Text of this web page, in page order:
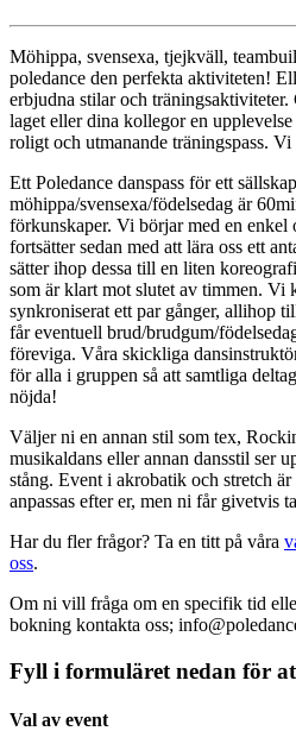
Möhippa, svensexa, tjejkväll,
poledance den perfekta aktiviteten!
erbjudna stilar och
laget eller dina kollegor en
roligt och utmanande träningspass.
Ett Poledance danspass för ett
möhippa/svensexa/födelsedag är
förkunskaper. Vi börjar med en enkel
fortsätter sedan med att lära oss ett
sätter ihop dessa till en liten
som är klart mot slutet av timmen. Vi
synkroniserat ett par gånger, allihop
får eventuell brud/brudgum/
föreviga. Våra skickliga
för alla i gruppen så att samtliga
nöjda!
Väljer ni en annan stil som tex,
musikaldans eller annan dansstil ser
stång. Event i akrobatik och stretch är
anpassas efter er, men ni får givetvis
Har du fler frågor? Ta en titt på våra
oss.
Om ni vill fråga om en specifik tid
bokning kontakta oss;
Fyll i formuläret nedan för
Val av event